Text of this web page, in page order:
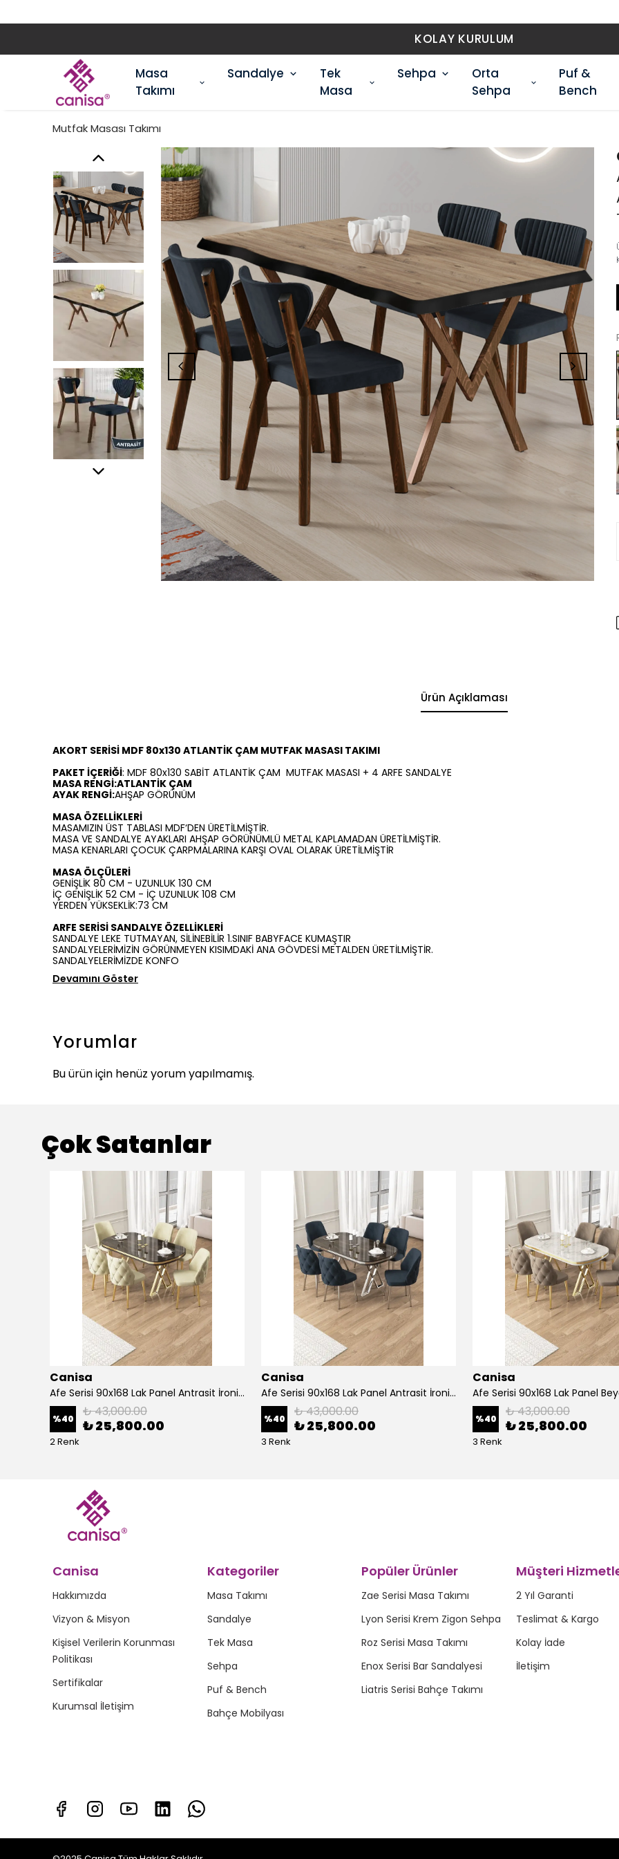
ÜCRETSİZ KARGO
Masa
Takımı
Sandalye
Tek
Masa
Sehpa
Orta
Sehpa
Puf &
Bench
Mutfak Masası Takımı
Ürün Açıklaması
AKORT SERİSİ MDF 80x130 ATLANTİK ÇAM MUTFAK MASASI TAKIMI
PAKET İÇERİĞİ: MDF 80x130 SABİT ATLANTİK ÇAM MUTFAK MASASI + 4 ARFE SANDALYE
MASA RENGİ:ATLANTİK ÇAM
AYAK RENGİ:AHŞAP GÖRÜNÜM
MASA ÖZELLİKLERİ
MASAMIZIN ÜST TABLASI MDF‘DEN ÜRETİLMİŞTİR.
MASA VE SANDALYE AYAKLARI AHŞAP GÖRÜNÜMLÜ METAL KAPLAMADAN ÜRETİLMİŞTİR.
MASA KENARLARI ÇOCUK ÇARPMALARINA KARŞI OVAL OLARAK ÜRETİLMİŞTİR
MASA ÖLÇÜLERİ
GENİŞLİK 80 CM - UZUNLUK 130 CM
İÇ GENİŞLİK 52 CM - İÇ UZUNLUK 108 CM
YERDEN YÜKSEKLİK:73 CM
ARFE SERİSİ SANDALYE ÖZELLİKLERİ
SANDALYE LEKE TUTMAYAN, SİLİNEBİLİR 1.SINIF BABYFACE KUMAŞTIR
SANDALYELERİMİZİN GÖRÜNMEYEN KISIMDAKİ ANA GÖVDESİ METALDEN ÜRETİLMİŞTİR.
SANDALYELERİMİZDE KONFO
Devamını Göster
Yorumlar
Bu ürün için henüz yorum yapılmamış.
Çok Satanlar
Canisa
Afe Serisi 90x168 Lak Panel Antrasit İroni Masa ve 6 Sandalye Gold Kaplama Ayak
%40 ₺ 43,000.00
₺ 25,800.00
2 Renk
Canisa
Afe Serisi 90x168 Lak Panel Antrasit İroni Masa ve 6 Sandalye Krom Kaplama Ayak
%40 ₺ 43,000.00
₺ 25,800.00
3 Renk
Canisa
%40 ₺ 43,000.00
₺ 25,800.00
3 Renk
Canisa
Hakkımızda
Vizyon & Misyon
Kişisel Verilerin Korunması
Politikası
Sertifikalar
Kurumsal İletişim
Kategoriler
Masa Takımı
Sandalye
Tek Masa
Sehpa
Puf & Bench
Bahçe Mobilyası
Popüler Ürünler
Zae Serisi Masa Takımı
Lyon Serisi Krem Zigon Sehpa
Roz Serisi Masa Takımı
Enox Serisi Bar Sandalyesi
Liatris Serisi Bahçe Takımı
Müşteri
2 Yıl Garanti
Teslimat & Kargo
Kolay İade
İletişim